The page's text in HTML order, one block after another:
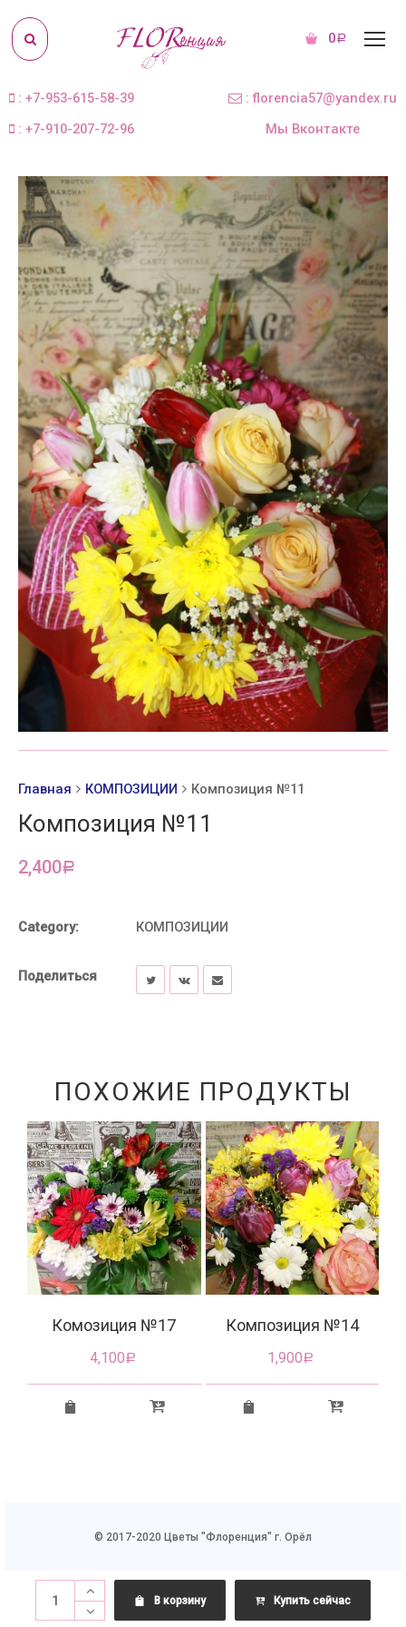
0Р
: +7-953-615-58-39
: +7-910-207-72-96
: florencia57@yandex.ru
Мы Вконтакте
Главная КОМПОЗИЦИИ Композиция №11
Композиция №11
2,400Р
В корзину Купить сейчас
Category: КОМПОЗИЦИИ
Поделиться
ПОХОЖИЕ ПРОДУКТЫ
Комозиция №17
4,100Р
Композиция №14
1,900Р
© 2017-2020 Цветы "Флоренция" г. Орёл